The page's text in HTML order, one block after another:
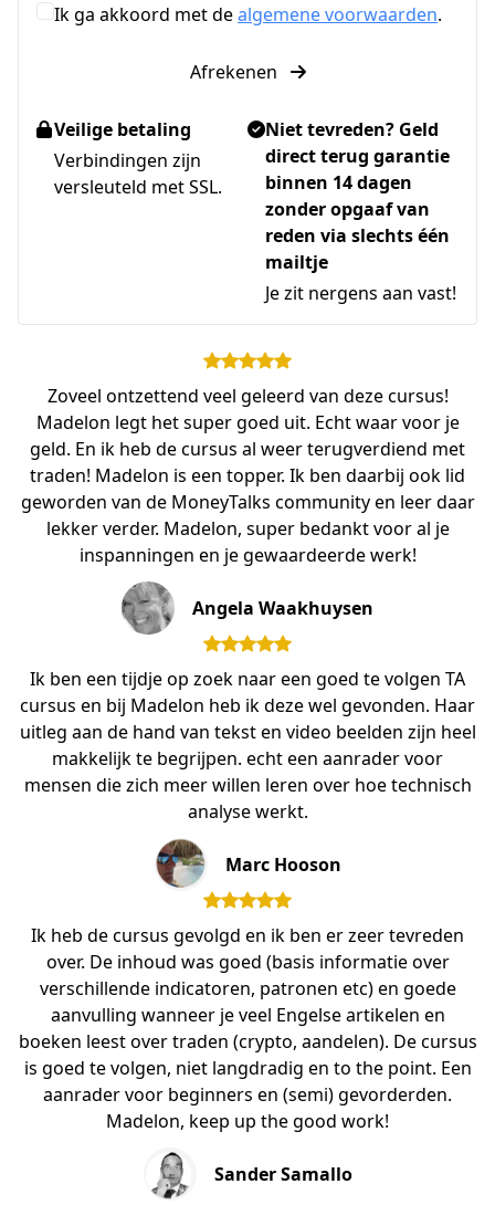
Ik ga akkoord met dealgemene voorwaarden.
Afrekenen
Veilige betaling
Verbindingen zijn
versleuteld met SSL.
Niet tevreden? Geld
direct terug garantie
binnen 14 dagen
zonder opgaaf van
reden via slechts één
mailtje
Je zit nergens aan vast!
Zoveel ontzettend veel geleerd van deze cursus!
Madelon legt het super goed uit. Echt waar voor je
geld. En ik heb de cursus al weer terugverdiend met
traden! Madelon is een topper. Ik ben daarbij ook lid
geworden van de MoneyTalks community en leer daar
lekker verder. Madelon, super bedankt voor al je
inspanningen en je gewaardeerde werk!
Angela Waakhuysen
Ik ben een tijdje op zoek naar een goed te volgen TA
cursus en bij Madelon heb ik deze wel gevonden. Haar
uitleg aan de hand van tekst en video beelden zijn heel
makkelijk te begrijpen. echt een aanrader voor
mensen die zich meer willen leren over hoe technisch
analyse werkt.
Marc Hooson
Ik heb de cursus gevolgd en ik ben er zeer tevreden
over. De inhoud was goed (basis informatie over
verschillende indicatoren, patronen etc) en goede
aanvulling wanneer je veel Engelse artikelen en
boeken leest over traden (crypto, aandelen). De cursus
is goed te volgen, niet langdradig en to the point. Een
aanrader voor beginners en (semi) gevorderden.
Madelon, keep up the good work!
Sander Samallo